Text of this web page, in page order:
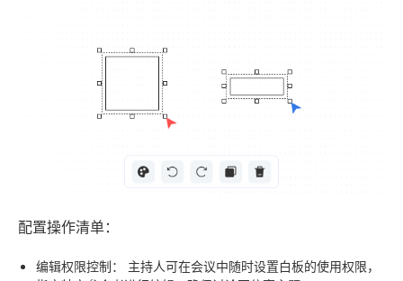
配置操作清单：
编辑权限控制：
主持人可在会议中随时设置白板的使用权限，